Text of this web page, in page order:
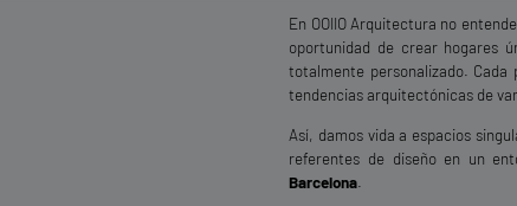
En OOIIO Arquitectura no
oportunidad de crear hogares
totalmente personalizado.
tendencias arquitectónicas de
Así, damos vida a espacios
referentes de diseño en un
Barcelona.